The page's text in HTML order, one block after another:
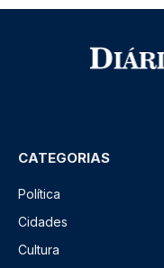
CATEGORIAS
Política
Cidades
Cultura